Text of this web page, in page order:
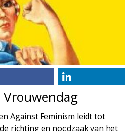
Against Feminism leidt tot
richting en noodzaak van het